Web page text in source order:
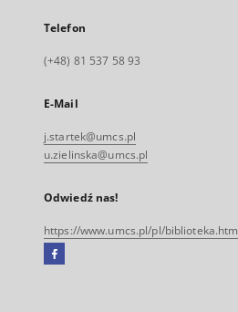
Telefon
(+48) 81 537 58 93
E-Mail
j.startek@umcs.pl
u.zielinska@umcs.pl
Odwiedź nas!
https://www.umcs.pl/pl/biblioteka.htm
Facebook